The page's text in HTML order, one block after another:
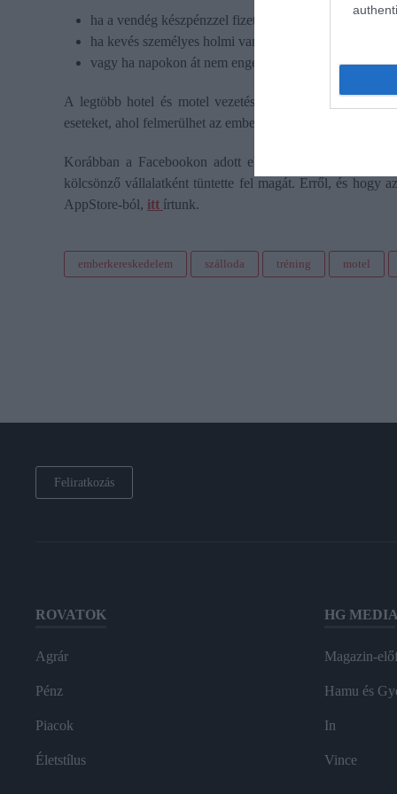
ha a vendég készpénzzel fizet,
ha kevés személyes holmi van nála,
vagy ha napokon át nem engedi be a szobájába a
A legtöbb hotel és motel vezetése belátta: felelősségük
eseteket, ahol felmerülhet az emberkereskedelem gyanúja.
Korábban a Facebookon adott el fogságban tartott
kölcsönző vállalatként tüntette fel magát. Erről, és hogy
AppStore-ból, itt írtunk.
emberkereskedelem szálloda tréning motel
Feliratkozás
ROVATOK
Agrár
Pénz
Piacok
Életstílus
HG MEDIA
Magazin-
Hamu és
In
Vince